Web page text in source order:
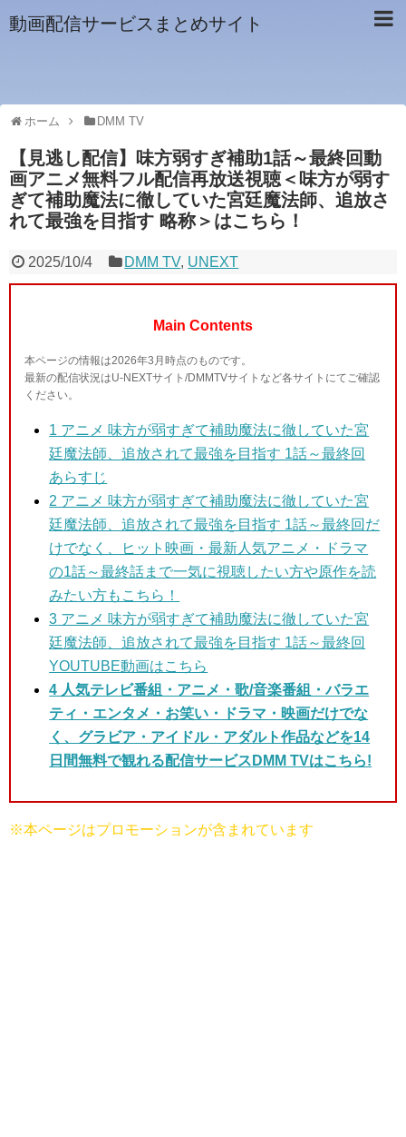
動画配信サービスまとめサイト
ホーム DMM TV
【見逃し配信】味方弱すぎ補助1話～最終回動
画アニメ無料フル配信再放送視聴＜味方が弱す
ぎて補助魔法に徹していた宮廷魔法師、追放さ
れて最強を目指す 略称＞はこちら！
2025/10/4 DMM TV, UNEXT
Main Contents
本ページの情報は2026年3月時点のものです。
最新の配信状況はU-NEXTサイト/DMMTVサイトなど各サイトにてご確認
ください。
1 アニメ 味方が弱すぎて補助魔法に徹していた宮
廷魔法師、追放されて最強を目指す 1話～最終回
あらすじ
2 アニメ 味方が弱すぎて補助魔法に徹していた宮
廷魔法師、追放されて最強を目指す 1話～最終回 だ
けでなく、ヒット映画・最新人気アニメ・ドラマ
の1話～最終話まで一気に視聴したい方や原作を読
みたい方もこちら！
3 アニメ 味方が弱すぎて補助魔法に徹していた宮
廷魔法師、追放されて最強を目指す 1話～最終回
YOUTUBE動画はこちら
4 人気テレビ番組・アニメ・歌/音楽番組・バラエ
ティ・エンタメ・お笑い・ドラマ・映画だけでな
く、グラビア・アイドル・アダルト作品などを14
日間無料で観れる配信サービスDMM TVはこちら!
※本ページはプロモーションが含まれています